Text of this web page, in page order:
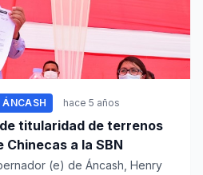
ÁNCASH hace 5 años
titularidad de terrenos
a la SBN
(e) de Áncash, Henry